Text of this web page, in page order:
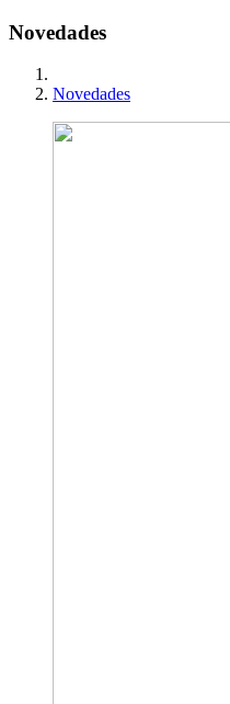
Novedades
Novedades